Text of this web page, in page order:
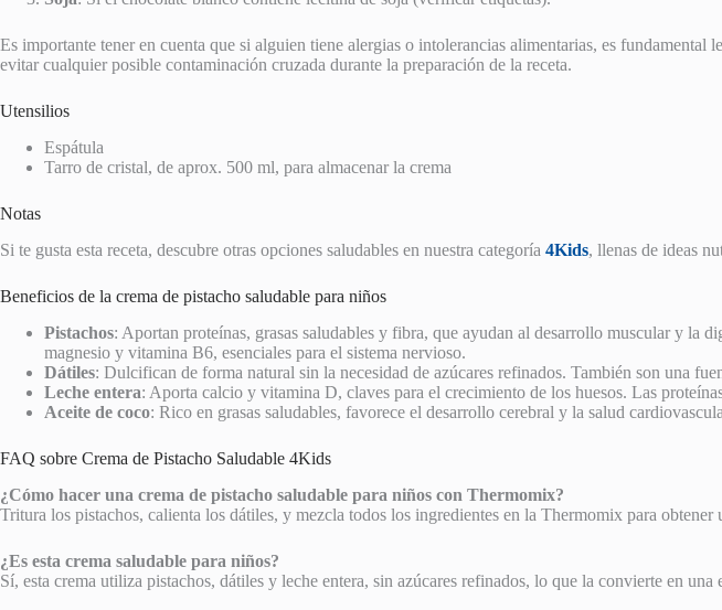
Es importante tener en cuenta que si alguien tiene alergias o intolerancias alimentarias, es
evitar cualquier posible contaminación cruzada durante la preparación de la receta.
Utensilios
Espátula
Tarro de cristal, de aprox. 500 ml, para almacenar la crema
Notas
Si te gusta esta receta, descubre otras opciones saludables en nuestra categoría 4Kids, llenas de ideas
Beneficios de la crema de pistacho saludable para niños
Pistachos: Aportan proteínas, grasas saludables y fibra, que ayudan al desarrollo muscular y la
magnesio y vitamina B6, esenciales para el sistema nervioso.
Dátiles: Dulcifican de forma natural sin la necesidad de azúcares refinados. También son una
Leche entera: Aporta calcio y vitamina D, claves para el crecimiento de los huesos. Las
Aceite de coco: Rico en grasas saludables, favorece el desarrollo cerebral y la salud
FAQ sobre Crema de Pistacho Saludable 4Kids
¿Cómo hacer una crema de pistacho saludable para niños con Thermomix?
Tritura los pistachos, calienta los dátiles, y mezcla todos los ingredientes en la Thermomix para obtener
¿Es esta crema saludable para niños?
Sí, esta crema utiliza pistachos, dátiles y leche entera, sin azúcares refinados, lo que la convierte en